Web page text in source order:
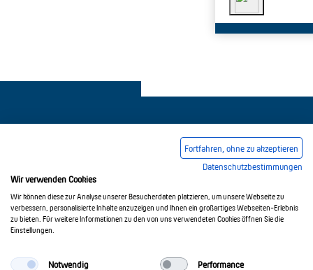
Condiciones comerciales generales
Política de privacidad
© 2017-2026 Doepke Schaltgeräte GmbH
Fortfahren, ohne zu akzeptieren
Datenschutzbestimmungen
Wir verwenden Cookies
Wir können diese zur Analyse unserer Besucherdaten platzieren, um unsere Webseite zu
verbessern, personalisierte Inhalte anzuzeigen und Ihnen ein großartiges Webseiten-Erlebnis
zu bieten. Für weitere Informationen zu den von uns verwendeten Cookies öffnen Sie die
Einstellungen.
Notwendig Performance